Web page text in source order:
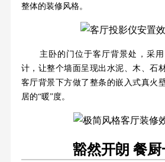
整体的装修风格。
主卧的门位于客厅背景处，采
计，让整个墙面呈现出水泥、木、石
客厅背景下方做了整条的嵌入式真火
居的“暖”度。
豁然开朗 餐厨